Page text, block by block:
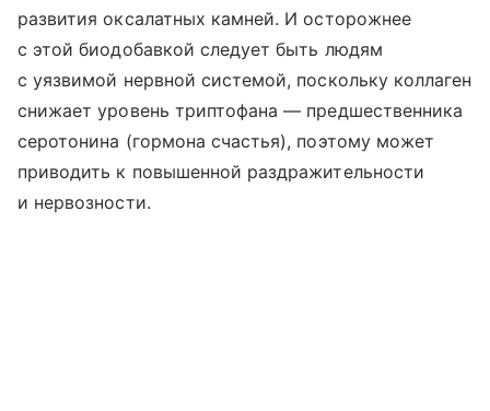
развития оксалатных камней. И осторожнее
с этой биодобавкой следует быть людям
с уязвимой нервной системой, поскольку коллаген
снижает уровень триптофана — предшественника
серотонина (гормона счастья), поэтому может
приводить к повышенной раздражительности
и нервозности.